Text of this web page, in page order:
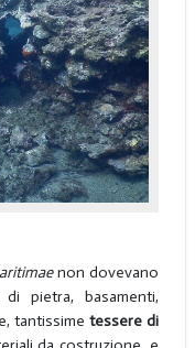
non dovevano
di pietra, basamenti,
tantissime tessere di